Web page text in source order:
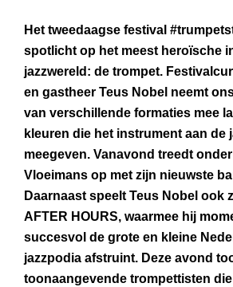
Het tweedaagse festival
spotlicht op het meest heroïsche
jazzwereld: de trompet.
en gastheer Teus Nobel neemt
van verschillende formaties mee
kleuren die het instrument aan de
meegeven. Vanavond treedt
Vloeimans op met zijn nieuwste
Daarnaast speelt Teus Nobel ook
AFTER HOURS, waarmee hij
succesvol de grote en kleine
jazzpodia afstruint. Deze avond
toonaangevende trompettisten